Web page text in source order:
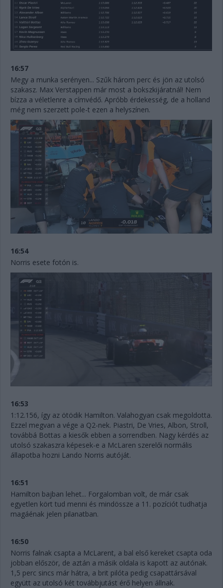
16:57
Megy a munka serényen... Szűk három perc és jön az utolsó
szakasz. Max Verstappen már most a bokszkijáratnál! Nem
bízza a véletlenre a címvédő. Apróbb érdekesség, de a holland
még nem szerzett pole-t ezen a helyszínen.
16:54
Norris esete fotón is.
16:53
1:12.156, így az ötödik Hamilton. Valahogyan csak megoldotta.
Ezzel megvan a vége a Q2-nek. Piastri, De Vries, Albon, Stroll,
továbbá Bottas a kiesők ebben a sorrendben. Nagy kérdés az
utolsó szakaszra képesek-e a McLaren szerelői normális
állapotba hozni Lando Norris autóját.
16:51
Hamilton bajban lehet... Forgalomban volt, de már csak
egyetlen kört tud menni és mindössze a 11. pozíciót tudhatja
magáénak jelen pilanatban.
16:50
Norris falnak csapta a McLarent, a bal első kereket csapta oda
jobban először, de aztán a másik oldala is kapott az autónak.
1,5 perc sincs már hátra, a brit pilóta pedig csapattársával
együtt az utolsó két továbbjutást érő helyen állnak.